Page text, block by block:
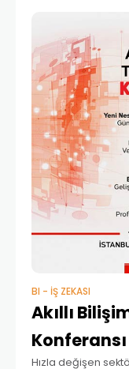
BI - İŞ ZEKASI
Akıllı
Hızla değişen